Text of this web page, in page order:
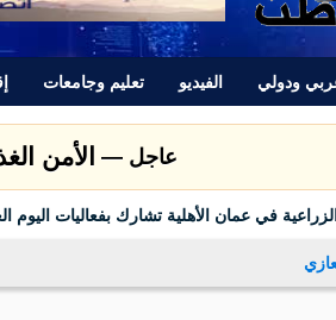
ودولي الفيديو تعليم وجامعات
عاجل —عشائر
الزراعية في عمان الأهلية تشارك بفعاليات اليوم